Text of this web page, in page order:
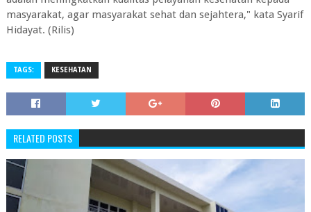
masyarakat, agar masyarakat sehat dan sejahtera," kata Syarif
Hidayat. (Rilis)
TAGS: KESEHATAN
RELATED POSTS